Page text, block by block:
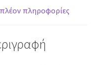
πληροφορίες